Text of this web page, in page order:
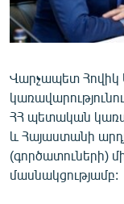
ԿՈՐՈՆԱՎԻՐՈՒՍ
ԱՐԽԻՎ
ՏԵՍԱՆՅՈՒԹԵՐ
ԲԱՆԱՎԵՃ
Վարչապետ Հովիկ
ՀՀ պետական
և Հայաստանի
(գործատուների)
մասնակցությամբ: